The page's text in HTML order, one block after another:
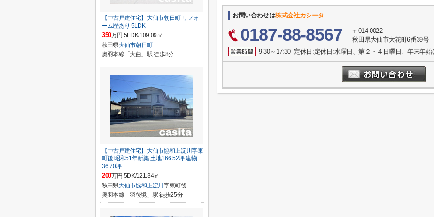
お問い合わせは株式会社カシータ
0187-88-8567
〒014-0022
秋田県大仙市大花町6番39号
9:30～17:30 定休日:定休日:水曜日、第２・４日曜日、年末年始
【中古戸建住宅】大仙市朝日町 リフォ
ーム歴あり 5LDK
350万円 5LDK/109.09㎡
秋田県大仙市朝日町
奥羽本線「大曲」駅 徒歩8分
【中古戸建住宅】大仙市協和上淀川字東
町後 昭和51年新築 土地166.52坪 建物
36.70坪
200万円 5DK/121.34㎡
秋田県大仙市協和上淀川字東町後
奥羽本線「羽後境」駅 徒歩25分